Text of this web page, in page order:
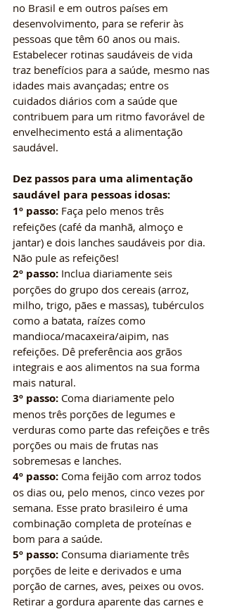
no Brasil e em outros países em
desenvolvimento, para se referir às
pessoas que têm 60 anos ou mais.
Estabelecer rotinas saudáveis de vida
traz benefícios para a saúde, mesmo nas
idades mais avançadas; entre os
cuidados diários com a saúde que
contribuem para um ritmo favorável de
envelhecimento está a alimentação
saudável.
Dez passos para uma alimentação
saudável para pessoas idosas:
1º passo: Faça pelo menos três
refeições (café da manhã, almoço e
jantar) e dois lanches saudáveis por dia.
Não pule as refeições!
2º passo: Inclua diariamente seis
porções do grupo dos cereais (arroz,
milho, trigo, pães e massas), tubérculos
como a batata, raízes como
mandioca/macaxeira/aipim, nas
refeições. Dê preferência aos grãos
integrais e aos alimentos na sua forma
mais natural.
3º passo: Coma diariamente pelo
menos três porções de legumes e
verduras como parte das refeições e três
porções ou mais de frutas nas
sobremesas e lanches.
4º passo: Coma feijão com arroz todos
os dias ou, pelo menos, cinco vezes por
semana. Esse prato brasileiro é uma
combinação completa de proteínas e
bom para a saúde.
5º passo: Consuma diariamente três
porções de leite e derivados e uma
porção de carnes, aves, peixes ou ovos.
Retirar a gordura aparente das carnes e